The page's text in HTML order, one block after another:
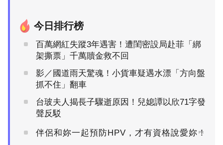
今日排行榜
百萬網紅失蹤3年遇害！遭閨密設局赴菲「綁
架撕票」千萬贖金救不回
影／國道雨天驚魂！小貨車疑遇水漂「方向盤
抓不住」翻車
台玻夫人揭長子驟逝原因！兒媳譚以欣71字發
聲反駁
伴侶和妳一起預防HPV，才有資格說愛妳！
PR